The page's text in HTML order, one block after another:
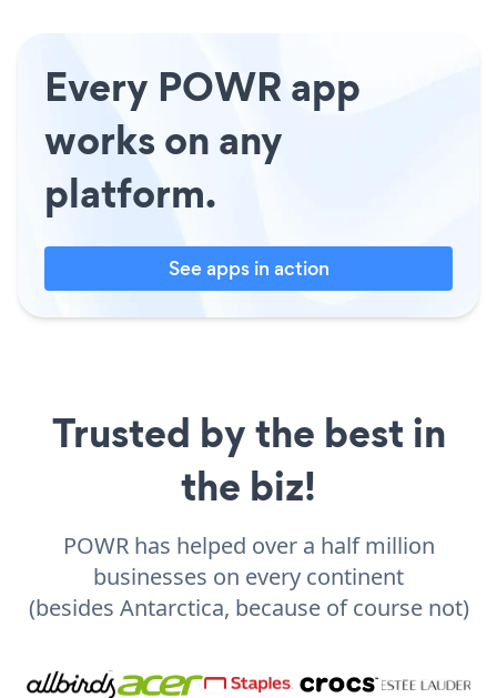
Every POWR app
works on any
platform.
See apps in action
Trusted by the best in
the biz!
POWR has helped over a half million
businesses on every continent
(besides Antarctica, because of course not)